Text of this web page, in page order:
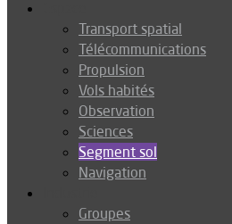
Transport spatial
Télécommunications
Propulsion
Vols habités
Observation
Sciences
Segment sol
Navigation
Groupes